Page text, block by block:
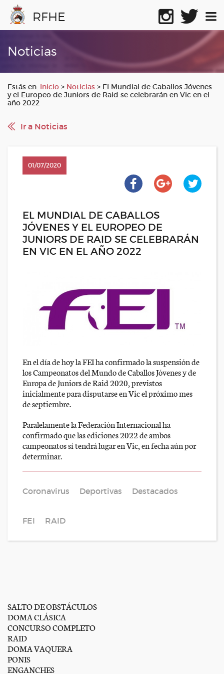
RFHE
Noticias
Estás en: Inicio > Noticias > El Mundial de Caballos Jóvenes
y el Europeo de Juniors de Raid se celebrarán en Vic en el
año 2022
Ir a Noticias
01/07/2020
EL MUNDIAL DE CABALLOS
JÓVENES Y EL EUROPEO DE
JUNIORS DE RAID SE CELEBRARÁN
EN VIC EN EL AÑO 2022
En el día de hoy la FEI ha confirmado la suspensión de
los Campeonatos del Mundo de Caballos Jóvenes y de
Europa de Juniors de Raid 2020, previstos
inicialmente para disputarse en Vic el próximo mes
de septiembre.
Paralelamente la Federación Internacional ha
confirmado que las ediciones 2022 de ambos
campeonatos sí tendrá lugar en Vic, en fecha aún por
determinar.
Coronavirus Deportivas Destacados
FEI RAID
SALTO DE OBSTÁCULOS
DOMA CLÁSICA
CONCURSO COMPLETO
RAID
DOMA VAQUERA
PONIS
ENGANCHES